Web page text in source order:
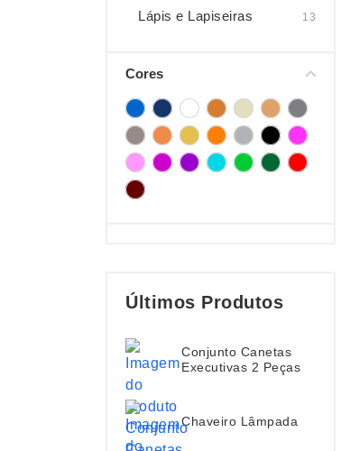
Lápis e Lapiseiras 13
Cores
Últimos Produtos
Conjunto Canetas
Executivas 2 Peças
Chaveiro Lâmpada